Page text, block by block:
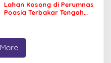
Lahan Kosong di Perumnas
Poasia Terbakar Tengah